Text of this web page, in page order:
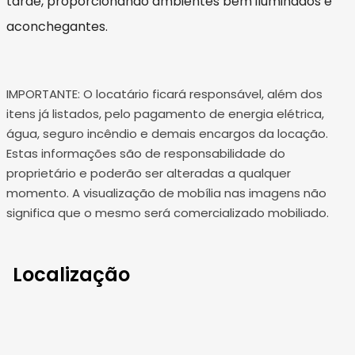
aconchegantes.
IMPORTANTE: O locatário ficará responsável, além dos
itens já listados, pelo pagamento de energia elétrica,
água, seguro incêndio e demais encargos da locação.
Estas informações são de responsabilidade do
proprietário e poderão ser alteradas a qualquer
momento. A visualização de mobília nas imagens não
significa que o mesmo será comercializado mobiliado.
Localização